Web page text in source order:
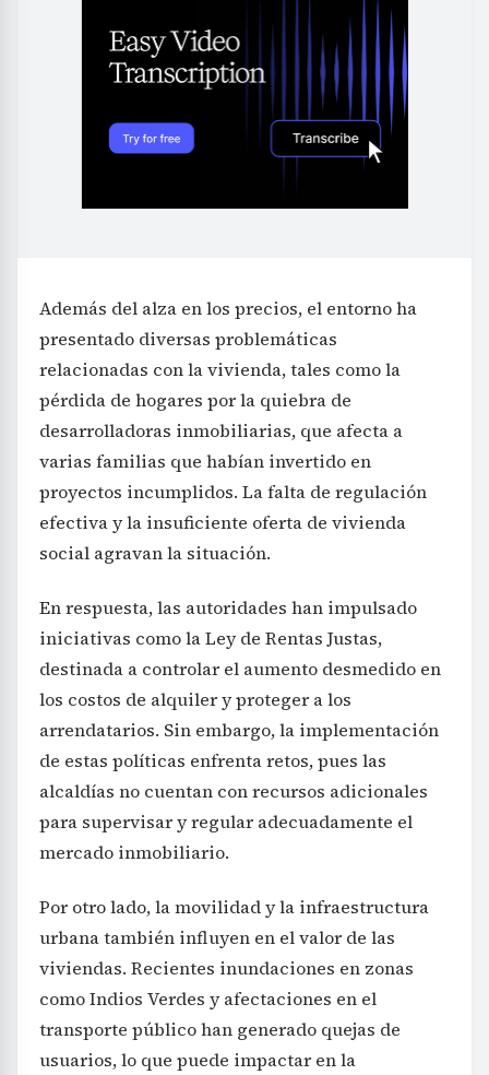
Además del alza en los precios, el entorno ha
presentado diversas problemáticas
relacionadas con la vivienda, tales como la
pérdida de hogares por la quiebra de
desarrolladoras inmobiliarias, que afecta a
varias familias que habían invertido en
proyectos incumplidos. La falta de regulación
efectiva y la insuficiente oferta de vivienda
social agravan la situación.
En respuesta, las autoridades han impulsado
iniciativas como la Ley de Rentas Justas,
destinada a controlar el aumento desmedido en
los costos de alquiler y proteger a los
arrendatarios. Sin embargo, la implementación
de estas políticas enfrenta retos, pues las
alcaldías no cuentan con recursos adicionales
para supervisar y regular adecuadamente el
mercado inmobiliario.
Por otro lado, la movilidad y la infraestructura
urbana también influyen en el valor de las
viviendas. Recientes inundaciones en zonas
como Indios Verdes y afectaciones en el
transporte público han generado quejas de
usuarios, lo que puede impactar en la